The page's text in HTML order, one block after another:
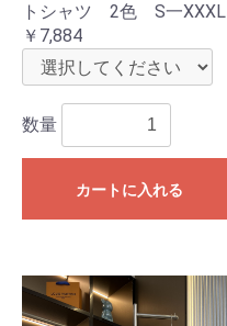
トシャツ 2色 S一XXXL
￥7,884
数量
カートに入れる